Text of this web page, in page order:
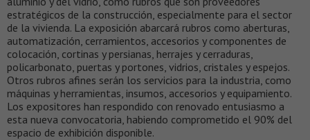
estratégicos de la construcción, especialmente para el sector
de la vivienda. La exposición abarcará rubros como aberturas,
automatización, cerramientos, accesorios y componentes de
colocación, cortinas y persianas, herrajes y cerraduras,
policarbonato, puertas y portones, vidrios, cristales y espejos.
Otros rubros afines serán los servicios para la industria, como
máquinas y herramientas, insumos, accesorios y equipamiento.
Los expositores han respondido con renovado entusiasmo a
esta nueva convocatoria, habiendo comprometido el 90% del
espacio de exhibición disponible.